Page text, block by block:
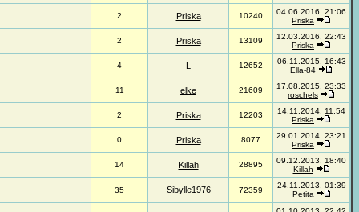
2 Priska 10240
04.06.2016, 21:06
Priska
2 Priska 13109
12.03.2016, 22:43
Priska
4 L 12652
06.11.2015, 16:43
Ella-84
11 elke 21609
17.08.2015, 23:33
roschels
2 Priska 12203
14.11.2014, 11:54
Priska
0 Priska 8077
29.01.2014, 23:21
Priska
14 Killah 28895
09.12.2013, 18:40
Killah
35 Sibylle1976 72359
24.11.2013, 01:39
Petita